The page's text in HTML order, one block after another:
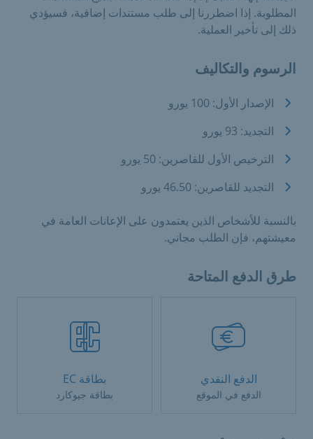
المطلوبة. إذا اضطررنا إلى طلب مستندات إضافية، فسيؤدي
ذلك إلى تأخير العملية.
الرسوم والتكاليف
الإصدار الأول: 100 يورو
التجديد: 93 يورو
الترخيص الأول للقاصرين: 50 يورو
التجديد للقاصرين: 46.50 يورو
بالنسبة للأشخاص الذين يعتمدون على الإعانات العامة في
معيشتهم، فإن الطلب مجاني.
طرق الدفع المتاحة
الدفع النقدي
الدفع في الموقع
بطاقة EC
بطاقة جيوكارد